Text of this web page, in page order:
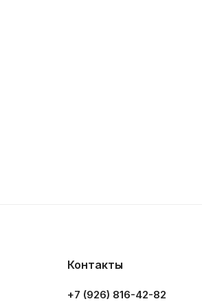
задач, заметок, обучения и
и стильный дизайн делают его
Контакты
+7 (926) 816-42-82